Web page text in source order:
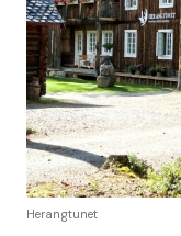
Herangtunet